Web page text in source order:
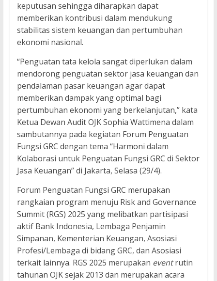
keputusan sehingga diharapkan dapat
memberikan kontribusi dalam mendukung
stabilitas sistem keuangan dan pertumbuhan
ekonomi nasional.
“Penguatan tata kelola sangat diperlukan dalam
mendorong penguatan sektor jasa keuangan dan
pendalaman pasar keuangan agar dapat
memberikan dampak yang optimal bagi
pertumbuhan ekonomi yang berkelanjutan,” kata
Ketua Dewan Audit OJK Sophia Wattimena dalam
sambutannya pada kegiatan Forum Penguatan
Fungsi GRC dengan tema “Harmoni dalam
Kolaborasi untuk Penguatan Fungsi GRC di Sektor
Jasa Keuangan” di Jakarta, Selasa (29/4).
Forum Penguatan Fungsi GRC merupakan
rangkaian program menuju Risk and Governance
Summit (RGS) 2025 yang melibatkan partisipasi
aktif Bank Indonesia, Lembaga Penjamin
Simpanan, Kementerian Keuangan, Asosiasi
Profesi/Lembaga di bidang GRC, dan Asosiasi
terkait lainnya. RGS 2025 merupakan eventrutin
tahunan OJK sejak 2013 dan merupakan acara